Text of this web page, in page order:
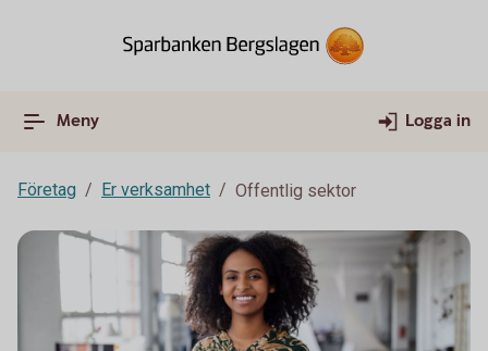
Meny Logga in
Företag Er verksamhet Offentlig sektor